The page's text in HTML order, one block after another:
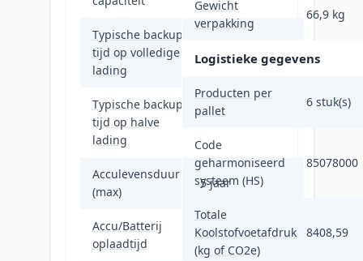
Typische backup
tijd op volledige
lading
4 min
Typische backup
tijd op halve
lading
11,8 min
Acculevensduur
(max)
5 jaar
Accu/Batterij
oplaadtijd
1,5 uur
Gewicht
verpakking
66,9 kg
Logistieke gegevens
Producten per
pallet
6 stuk(s)
Code
geharmoniseerd
systeem (HS)
85078000
Totale
Koolstofvoetafdruk
(kg of CO2e)
8408,59